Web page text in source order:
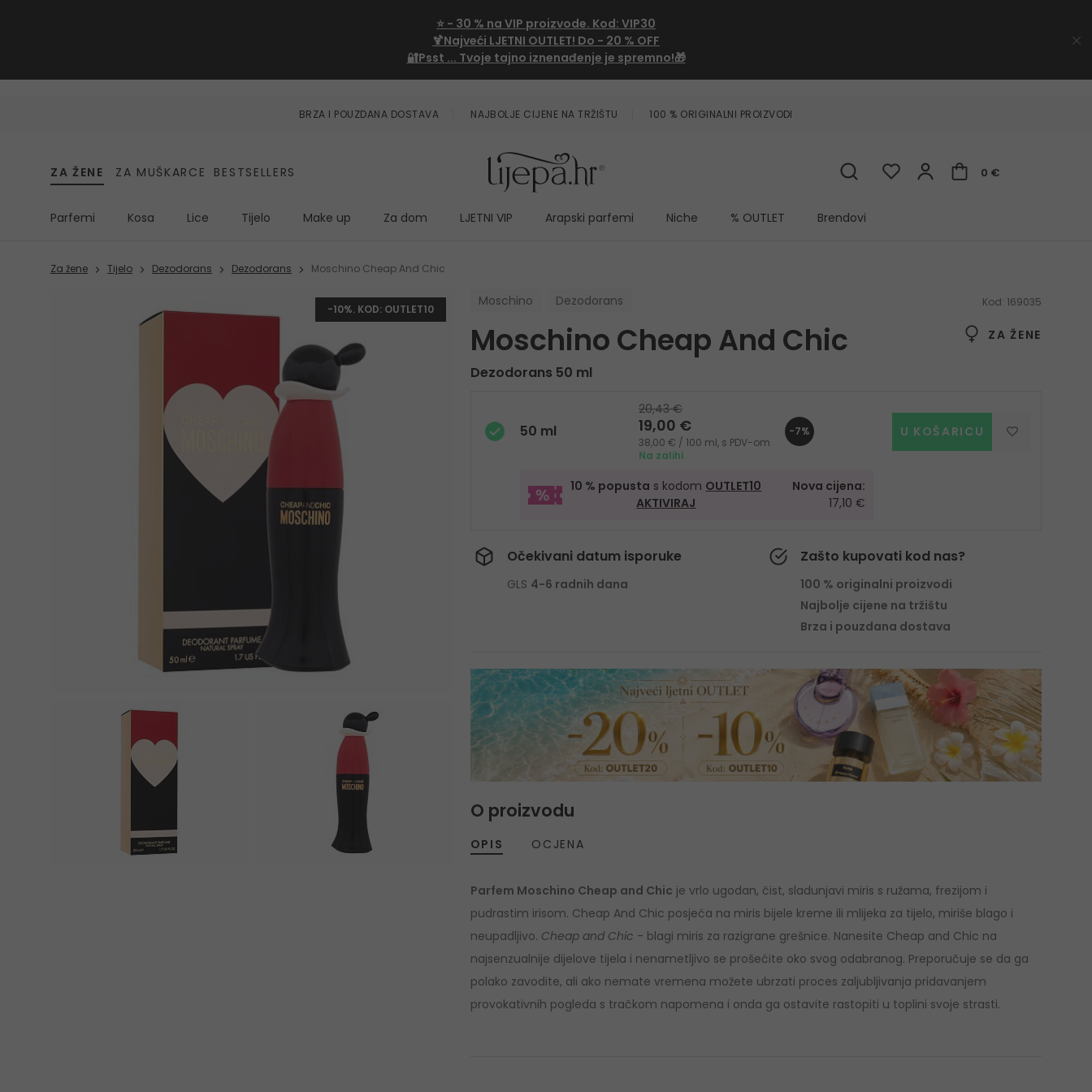
⭐ - 30 % na VIP proizvode. Kod: VIP30
🍹Najveći LJETNI OUTLET! Do - 20 % OFF
🔐Psst ... Tvoje tajno iznenađenje je spremno!🎁
BRZA I POUZDANA DOSTAVA NAJBOLJE CIJENE NA TRŽIŠTU 100 % ORIGINALNI PROIZVODI
ZA ŽENE ZA MUŠKARCE BESTSELLERS 0 €
Parfemi Kosa Lice Tijelo Make up Za dom LJETNI VIP Arapski parfemi Niche % OUTLET Brendovi
Za žene Tijelo Dezodorans Dezodorans Moschino Cheap And Chic
-10%. KOD: OUTLET10
Moschino Dezodorans Kod: 169035
Moschino Cheap And Chic ZA ŽENE
Dezodorans 50 ml
50 ml
20,43 €
19,00 €
38,00 € / 100 ml, s PDV-om
Na zalihi
-7% U KOŠARICU
10 % popusta s kodom OUTLET10
AKTIVIRAJ
Nova cijena:
17,10 €
Očekivani datum isporuke
GLS 4-6 radnih dana
Zašto kupovati kod nas?
100 % originalni proizvodi
Najbolje cijene na tržištu
Brza i pouzdana dostava
O proizvodu
OPIS
Parfem Moschino Cheap and Chic je vrlo ugodan, čist, sladunjavi miris s ružama, frezijom i
pudrastim irisom. Cheap And Chic posjeća na miris bijele kreme ili mlijeka za tijelo, miriše blago i
neupadljivo. Cheap and Chic - blagi miris za razigrane grešnice. Nanesite Cheap and Chic na
najsenzualnije dijelove tijela i nenametljivo se prošećite oko svog odabranog. Preporučuje se da ga
polako zavodite, ali ako nemate vremena možete ubrzati proces zaljubljivanja pridavanjem
provokativnih pogleda s tračkom napomena i onda ga ostavite rastopiti u toplini svoje strasti.
OCJENA